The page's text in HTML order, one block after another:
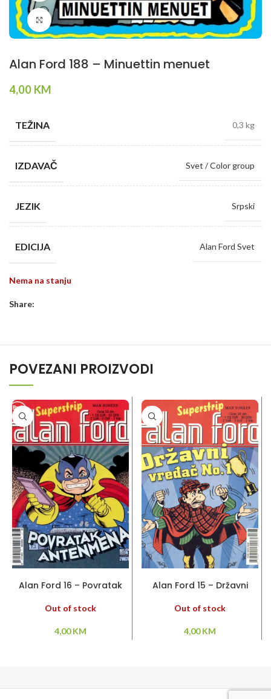
Klikni da povečaš
Alan Ford 188 – Minuettin menuet
4,00 KM
TEŽINA 0,3 kg
IZDAVAČ Svet / Color group
JEZIK Srpski
EDICIJA Alan Ford Svet
Nema na stanju
Share:
POVEZANI PROIZVODI
Alan Ford 16 – Povratak
Out of stock
4,00KM
Alan Ford 15 – Državni
Out of stock
4,00KM